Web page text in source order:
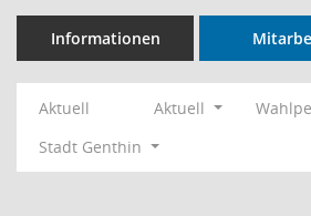
Informationen
Aktuell Aktuell
Stadt Genthin